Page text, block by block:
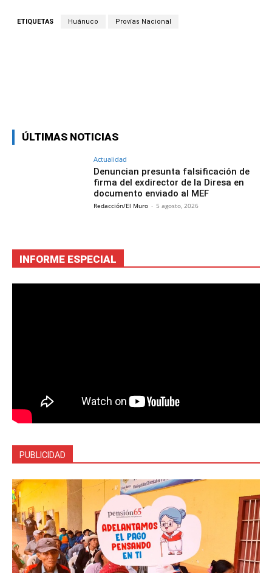
ETIQUETAS Huánuco Provías Nacional
ÚLTIMAS NOTICIAS
Actualidad
Denuncian presunta falsificación de
firma del exdirector de la Diresa en
documento enviado al MEF
Redacción/El Muro - 5 agosto, 2026
INFORME ESPECIAL
PUBLICIDAD